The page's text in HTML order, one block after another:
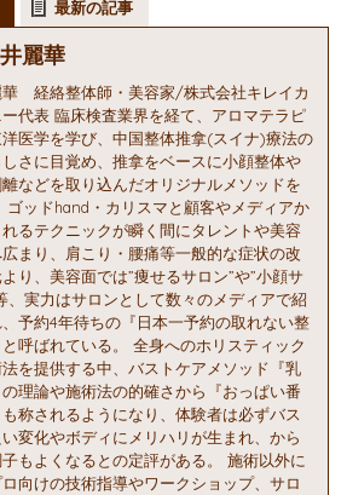
最新の記事
麗華
華 経絡整体師・美容家/株式会社キレイカ
代表 臨床検査業界を経て、アロマテラピ
医学を学び、中国整体推拿(スイナ)療法の
さに目覚め、推拿をベースに小顔整体や
などを取り込んだオリジナルメソッドを
ゴッドhand・カリスマと顧客やメディアか
れるテクニックが瞬く間にタレントや美容
まり、肩こり・腰痛等一般的な症状の改
り、美容面では”痩せるサロン”や”小顔サ
、実力はサロンとして数々のメディアで紹
予約4年待ちの『日本一予約の取れない整
呼ばれている。 全身へのホリスティック
を提供する中、バストケアメソッド『乳
の理論や施術法の的確さから『おっぱい番
称されるようになり、体験者は必ずバス
い変化やボディにメリハリが生まれ、から
もよくなるとの定評がある。 施術以外に
ロ向けの技術指導やワークショップ、サロ